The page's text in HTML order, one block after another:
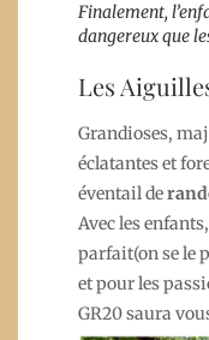
Finalement,
dangereux que
Les
Grandioses,
éclatantes et
éventail de
Avec les
parfait(on se le
et pour les
GR20 saura